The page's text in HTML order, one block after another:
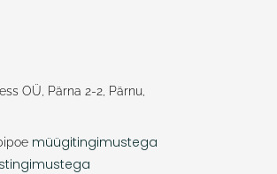
OÜ, Pärna 2-2, Pärnu,
müügitingimustega